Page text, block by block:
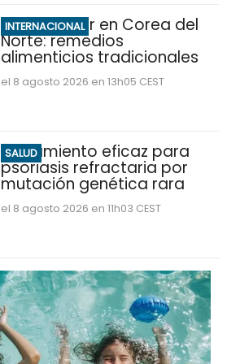
INTERNACIONAL
Ola de calor en Corea del
Norte: remedios
alimenticios tradicionales
el 8 agosto 2026 en 13h05 CEST
SALUD
Tratamiento eficaz para
psoriasis refractaria por
mutación genética rara
el 8 agosto 2026 en 11h03 CEST